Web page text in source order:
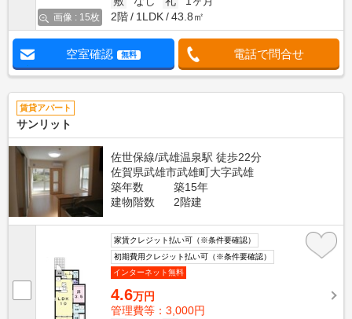
画像 : 15枚
2階
1LDK 43.8㎡
空室確認 無料 電話で問合せ
賃貸アパート
サンリット
佐世保線/武雄温泉駅 徒歩22分
佐賀県武雄市武雄町大字武雄
築年数
築15年
建物階数
2階建
家賃クレジット払い可（※条件要確認）
初期費用クレジット払い可（※条件要確認）
インターネット無料
4.6万円
管理費等：3,000円